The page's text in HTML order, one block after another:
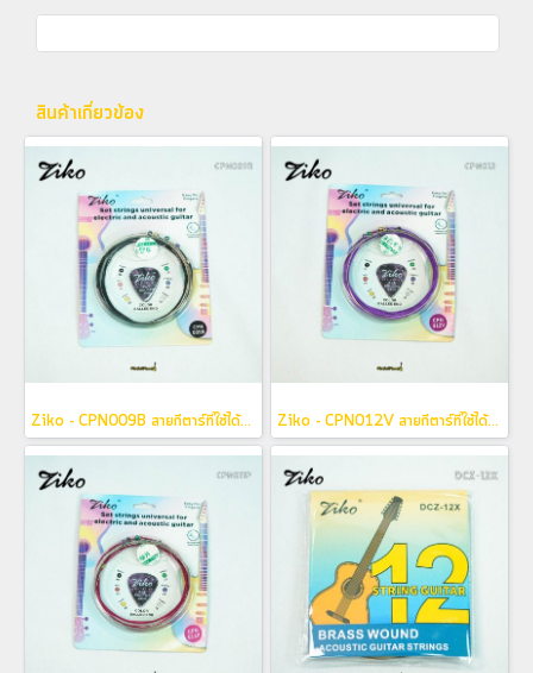
สินค้าเกี่ยวข้อง
Ziko - CPN009B สายกีตาร์ที่ใช้ได้ทั้งกีตาร์โปร่ง และ กีตาร์ไฟฟ้า Ziko - CPN012V สายกีตาร์ที่ใช้ได้ทั้งกีตาร์โปร่ง และ กีตาร์ไฟฟ้า